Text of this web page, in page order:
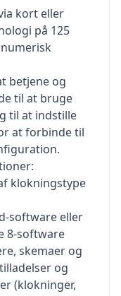
kort eller
på 125
betjene og
til at bruge
til at indstille
at forbinde til
klokningstype
software eller
8-software
skemaer og
og
(klokninger,